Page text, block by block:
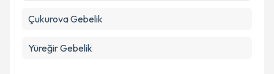
ÇukurovaGebelik
YüreğirGebelik